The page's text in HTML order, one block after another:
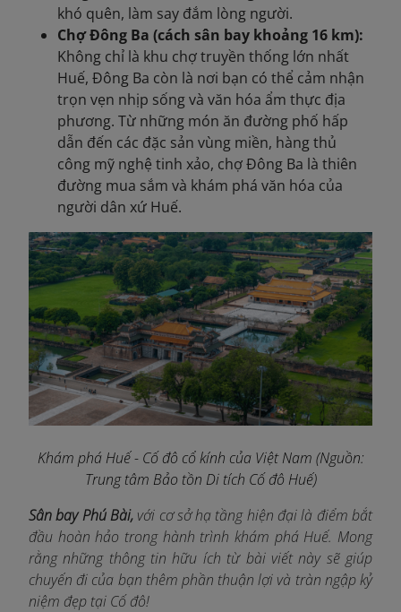
khó quên, làm say đắm lòng người.
Chợ Đông Ba (cách sân bay khoảng 16 km):
Không chỉ là khu chợ truyền thống lớn nhất
Huế, Đông Ba còn là nơi bạn có thể cảm nhận
trọn vẹn nhịp sống và văn hóa ẩm thực địa
phương. Từ những món ăn đường phố hấp
dẫn đến các đặc sản vùng miền, hàng thủ
công mỹ nghệ tinh xảo, chợ Đông Ba là thiên
đường mua sắm và khám phá văn hóa của
người dân xứ Huế.
Khám phá Huế - Cố đô cổ kính của Việt Nam (Nguồn:
Trung tâm Bảo tồn Di tích Cố đô Huế)
Sân bay Phú Bài, với cơ sở hạ tầng hiện đại là điểm bắt
đầu hoàn hảo trong hành trình khám phá Huế. Mong
rằng những thông tin hữu ích từ bài viết này sẽ giúp
chuyến đi của bạn thêm phần thuận lợi và tràn ngập kỷ
niệm đẹp tại Cố đô!